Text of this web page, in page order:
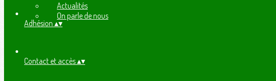
Actualités
On parle de nous
Adhésion ▴▾
Contact et accès▴▾